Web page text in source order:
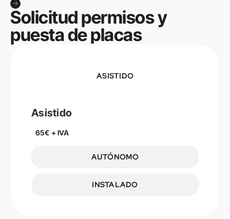
Solicitud permisos y
puesta de placas
ASISTIDO
AUTÓNOMO
INSTALADO
Asistido
65€ + IVA